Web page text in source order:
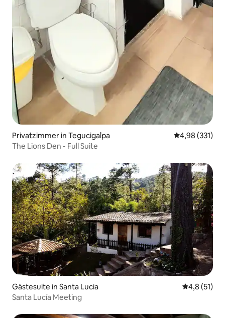
Privatzimmer in Tegucigalpa
4,98 (331)
The Lions Den - Full Suite
Gästesuite in Santa Lucia
4,8 (51)
Santa Lucía Meeting